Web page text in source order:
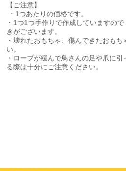
【ご注意】
・1つあたりの価格です。
・1つ1つ手作りで作成していますの
きがございます。
・壊れたおもちゃ、傷んできたおも
い。
・ロープが緩んで鳥さんの足や爪に
る際は十分にご注意ください。